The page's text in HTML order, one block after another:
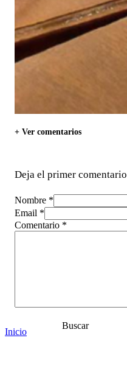
+ Ver comentarios
Deja el primer comentario
Nombre *
Email *
Comentario *
Inicio
Buscar